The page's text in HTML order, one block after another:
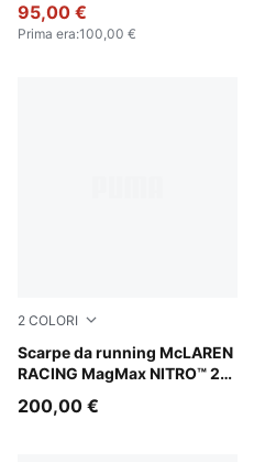
95,00 €
Prima era:100,00 €
2 COLORI
Scarpe da running McLAREN
RACING MagMax NITRO™ 2
Papaya-Titan Black
200,00 €